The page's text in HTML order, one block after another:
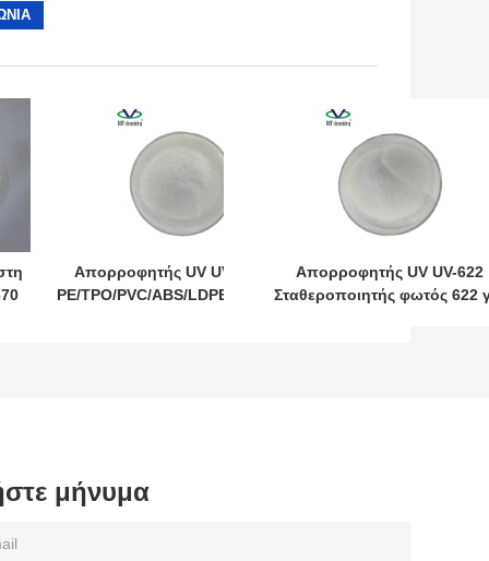
Απορροφητής UV UV-783 για
PE/TPO/PVC/ABS/LDPE/HDPE/EVA
Απορροφητής UV UV-622
Σταθεροποιητής φωτός 622
μήνυμα